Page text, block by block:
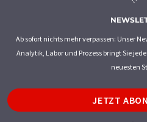
Ab sofort nichts mehr verpassen: Unser
Analytik, Labor und Prozess bringt Sie
neuesten
JETZT